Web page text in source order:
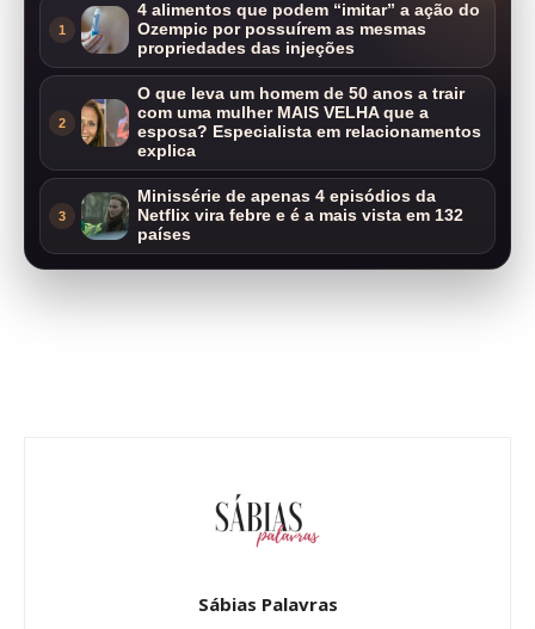
1
4 alimentos que podem “imitar” a ação do
Ozempic por possuírem as mesmas
propriedades das injeções
2
O que leva um homem de 50 anos a trair
com uma mulher MAIS VELHA que a
esposa? Especialista em relacionamentos
explica
3
Minissérie de apenas 4 episódios da
Netflix vira febre e é a mais vista em 132
países
Sábias Palavras